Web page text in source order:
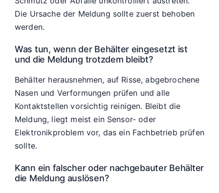
Die Ursache der Meldung sollte zuerst behoben
werden.
Was tun, wenn der Behälter eingesetzt ist
und die Meldung trotzdem bleibt?
Behälter herausnehmen, auf Risse, abgebrochene
Nasen und Verformungen prüfen und alle
Kontaktstellen vorsichtig reinigen. Bleibt die
Meldung, liegt meist ein Sensor- oder
Elektronikproblem vor, das ein Fachbetrieb prüfen
sollte.
Kann ein falscher oder nachgebauter Behälter
die Meldung auslösen?